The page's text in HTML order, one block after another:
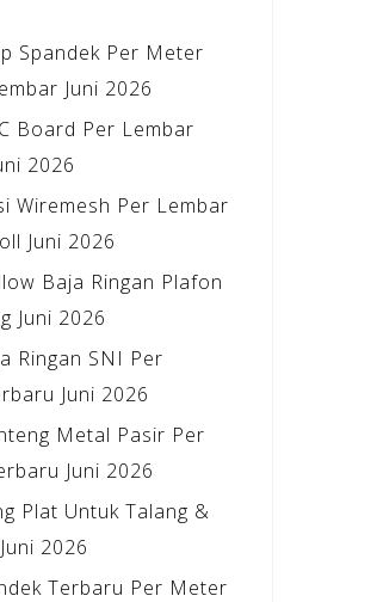
Spandek Per Meter
Juni 2026
Board Per Lembar
2026
Wiremesh Per Lembar
Juni 2026
Baja Ringan Plafon
Juni 2026
Ringan SNI Per
Juni 2026
Metal Pasir Per
Juni 2026
Plat Untuk Talang &
2026
Terbaru Per Meter